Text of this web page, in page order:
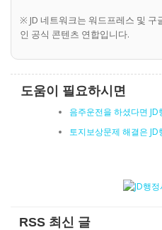
※ JD 네트워크는 워드프레스 및 구
인 공식 콘텐츠 연합입니다.
도움이 필요하시면
음주운전을 하셨다면
토지보상문제 해결은
RSS 최신 글